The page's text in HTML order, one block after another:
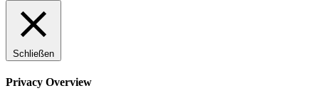
Schließen
Privacy Overview